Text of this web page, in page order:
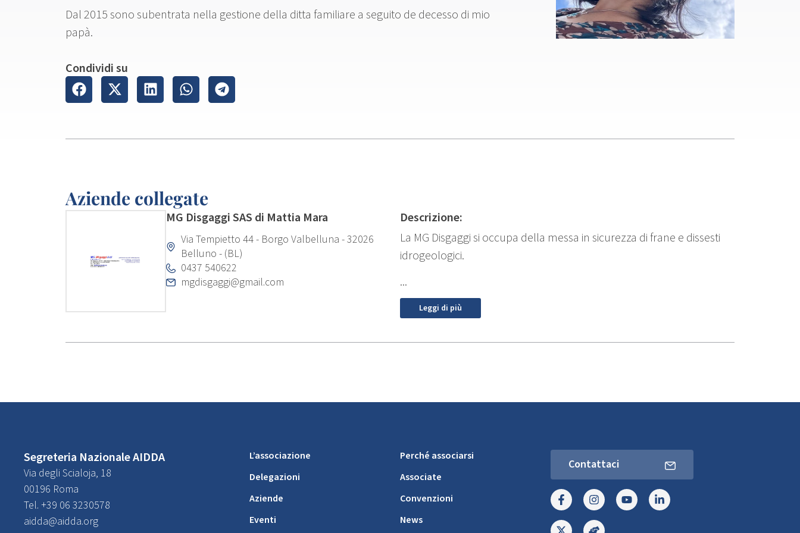
Dal 2015 sono subentrata nella gestione della ditta familiare a seguito de decesso di mio
papà.
Condividi su
Aziende collegate
MG Disgaggi SAS di Mattia Mara
Via Tempietto 44 - Borgo Valbelluna - 32026
Belluno - (BL)
0437 540622
mgdisgaggi@gmail.com
Descrizione:
La MG Disgaggi si occupa della messa in sicurezza di frane e dissesti
idrogeologici.
...
Leggi di più
Segreteria Nazionale AIDDA
Via degli Scialoja, 18
00196 Roma
Tel. +39 06 3230578
aidda@aidda.org
L’associazione
Delegazioni
Aziende
Eventi
Perché associarsi
Associate
Convenzioni
News
Contattaci